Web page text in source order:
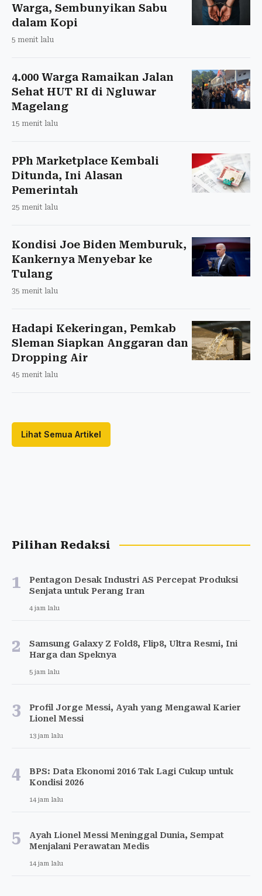
Warga, Sembunyikan Sabu
dalam Kopi
5 menit lalu
4.000 Warga Ramaikan Jalan
Sehat HUT RI di Ngluwar
Magelang
15 menit lalu
PPh Marketplace Kembali
Ditunda, Ini Alasan
Pemerintah
25 menit lalu
Kondisi Joe Biden Memburuk,
Kankernya Menyebar ke
Tulang
35 menit lalu
Hadapi Kekeringan, Pemkab
Sleman Siapkan Anggaran dan
Dropping Air
45 menit lalu
Lihat Semua Artikel
Pilihan Redaksi
1
Pentagon Desak Industri AS Percepat Produksi
Senjata untuk Perang Iran
4 jam lalu
2
Samsung Galaxy Z Fold8, Flip8, Ultra Resmi, Ini
Harga dan Speknya
5 jam lalu
3
Profil Jorge Messi, Ayah yang Mengawal Karier
Lionel Messi
13 jam lalu
4
BPS: Data Ekonomi 2016 Tak Lagi Cukup untuk
Kondisi 2026
14 jam lalu
5
Ayah Lionel Messi Meninggal Dunia, Sempat
Menjalani Perawatan Medis
14 jam lalu